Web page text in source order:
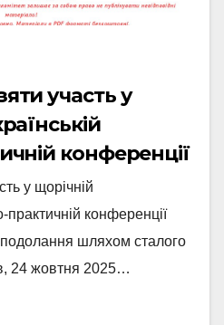
участь у
конференції
у щорічній
практичній конференції
подолання шляхом сталого
24 жовтня 2025…